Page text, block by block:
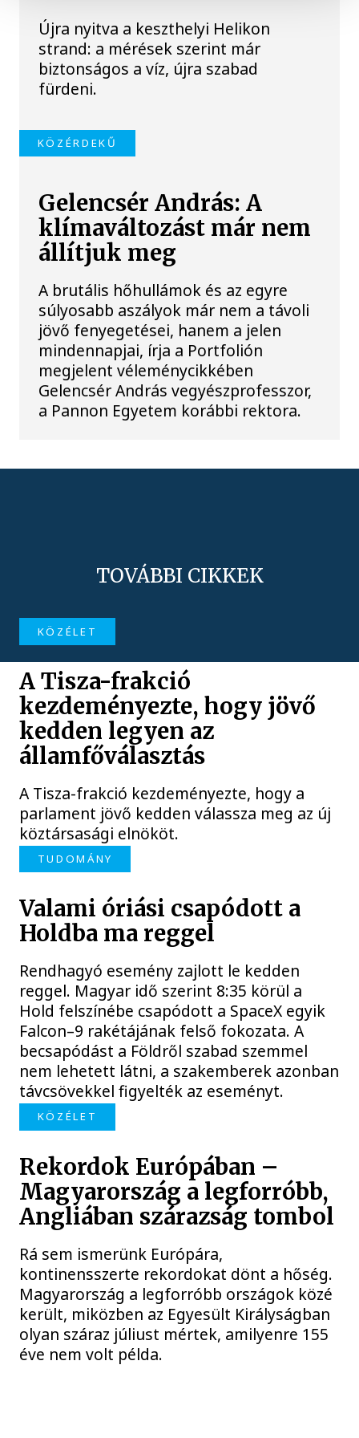
Újra nyitva a keszthelyi Helikon
strand: a mérések szerint már
biztonságos a víz, újra szabad
fürdeni.
KÖZÉRDEKŰ
Gelencsér András: A
klímaváltozást már nem
állítjuk meg
A brutális hőhullámok és az egyre
súlyosabb aszályok már nem a távoli
jövő fenyegetései, hanem a jelen
mindennapjai, írja a Portfolión
megjelent véleménycikkében
Gelencsér András vegyészprofesszor,
a Pannon Egyetem korábbi rektora.
TOVÁBBI CIKKEK
KÖZÉLET
A Tisza-frakció
kezdeményezte, hogy jövő
kedden legyen az
államfőválasztás
A Tisza-frakció kezdeményezte, hogy a
parlament jövő kedden válassza meg az új
köztársasági elnököt.
TUDOMÁNY
Valami óriási csapódott a
Holdba ma reggel
Rendhagyó esemény zajlott le kedden
reggel. Magyar idő szerint 8:35 körül a
Hold felszínébe csapódott a SpaceX egyik
Falcon–9 rakétájának felső fokozata. A
becsapódást a Földről szabad szemmel
nem lehetett látni, a szakemberek azonban
távcsövekkel figyelték az eseményt.
KÖZÉLET
Rekordok Európában –
Magyarország a legforróbb,
Angliában szárazság tombol
Rá sem ismerünk Európára,
kontinensszerte rekordokat dönt a hőség.
Magyarország a legforróbb országok közé
került, miközben az Egyesült Királyságban
olyan száraz júliust mértek, amilyenre 155
éve nem volt példa.